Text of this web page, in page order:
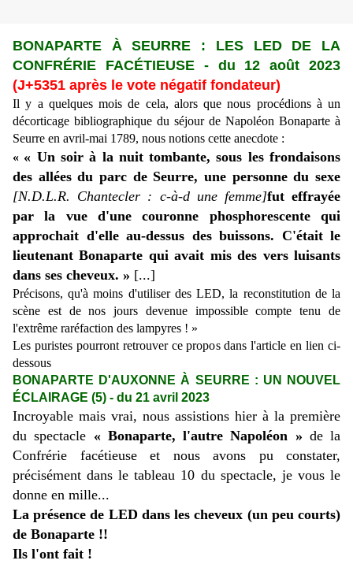
BONAPARTE ÀSEURRE : LES LED DE LA
CONFRÉRIE FACÉTIEUSE - du 12 août 2023
(J+5351 après le vote négatif fondateur)
Il y a quelques mois de cela, alors que nous procédions à un
décorticage bibliographique du séjour de Napoléon Bonaparte à
Seurre en avril-mai 1789, nous notions cette anecdote :
« « Un soir à la nuit tombante, sous les frondaisons
des allées du parc de Seurre, une personne du sexe
[N.D.L.R. Chantecler : c-à-d une femme]fut effrayée
par la vue d'une couronne phosphorescente qui
approchait d'elle au-dessus des buissons. C'était le
lieutenant Bonaparte qui avait mis des vers luisants
dans ses cheveux. » [...]
Précisons, qu'à moins d'utiliser des LED, la reconstitution de la
scène est de nos jours devenue impossible compte tenu de
l'extrême raréfaction des lampyres ! »
Les puristes pourront retrouver ce propos dans l'article en lien ci-
dessous
BONAPARTE D'AUXONNEÀ SEURRE : UN NOUVEL
ÉCLAIRAGE (5) - du 21 avril 2023
Incroyable mais vrai, nous assistions hier à la première
du spectacle « Bonaparte, l'autre Napoléon » de la
Confrérie facétieuse et nous avons pu constater,
précisément dans le tableau 10 du spectacle, je vous le
donne en mille...
La présence de LED dans les cheveux (un peu courts)
de Bonaparte !!
Ils l'ont fait !